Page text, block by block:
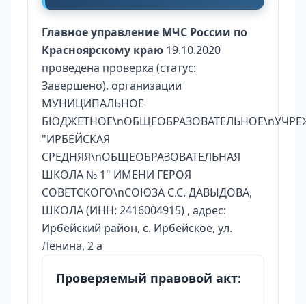
Главное управление МЧС России по
Красноярскому краю 19.10.2020
проведена проверка (статус:
Завершено). организации
МУНИЦИПАЛЬНОЕ
"ИРБЕЙСКАЯ
СРЕДНЯЯ\nОБЩЕОБРАЗОВАТЕЛЬНАЯ
ШКОЛА № 1" ИМЕНИ ГЕРОЯ
СОВЕТСКОГО\nСОЮЗА С.С. ДАВЫДОВА,
ШКОЛА (ИНН: 2416004915) , адрес:
Ирбейский район, с. Ирбейское, ул.
Ленина, 2 а
Проверяемый правовой акт: